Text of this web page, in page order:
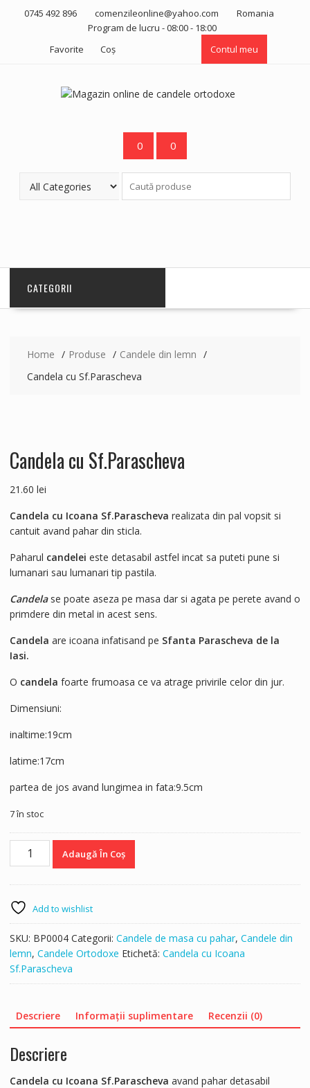
0745 492 896 comenzileonline@yahoo.com
Romania
Program de lucru - 08:00 - 18:00
Favorite
Coş Contul meu
0 0
CATEGORII
Home Produse
Candele din lemn
Candela cu Sf.Parascheva
Candela cu Sf.Parascheva
21.60 lei
Candela cu Icoana Sf.Parascheva realizata din pal vopsit si
cantuit avand pahar din sticla.
Paharul candelei este detasabil astfel incat sa puteti pune si
lumanari sau lumanari tip pastila.
Candelase poate aseza pe masa dar si agata pe perete avand o
primdere din metal in acest sens.
Candela are icoana infatisand pe Sfanta Parascheva de la
Iasi.
O candela foarte frumoasa ce va atrage privirile celor din jur.
Dimensiuni:
inaltime:19cm
latime:17cm
partea de jos avand lungimea in fata:9.5cm
7 în stoc
Cantitate
Candela
Adaugă În Coș
Add to wishlist
SKU: BP0004 Categorii: Candele de masa cu pahar, Candele din
lemn, Candele Ortodoxe Etichetă: Candela cu Icoana
Sf.Parascheva
Descriere Informații suplimentare Recenzii (0)
Descriere
Candela cu Icoana Sf.Parascheva avand pahar detasabil